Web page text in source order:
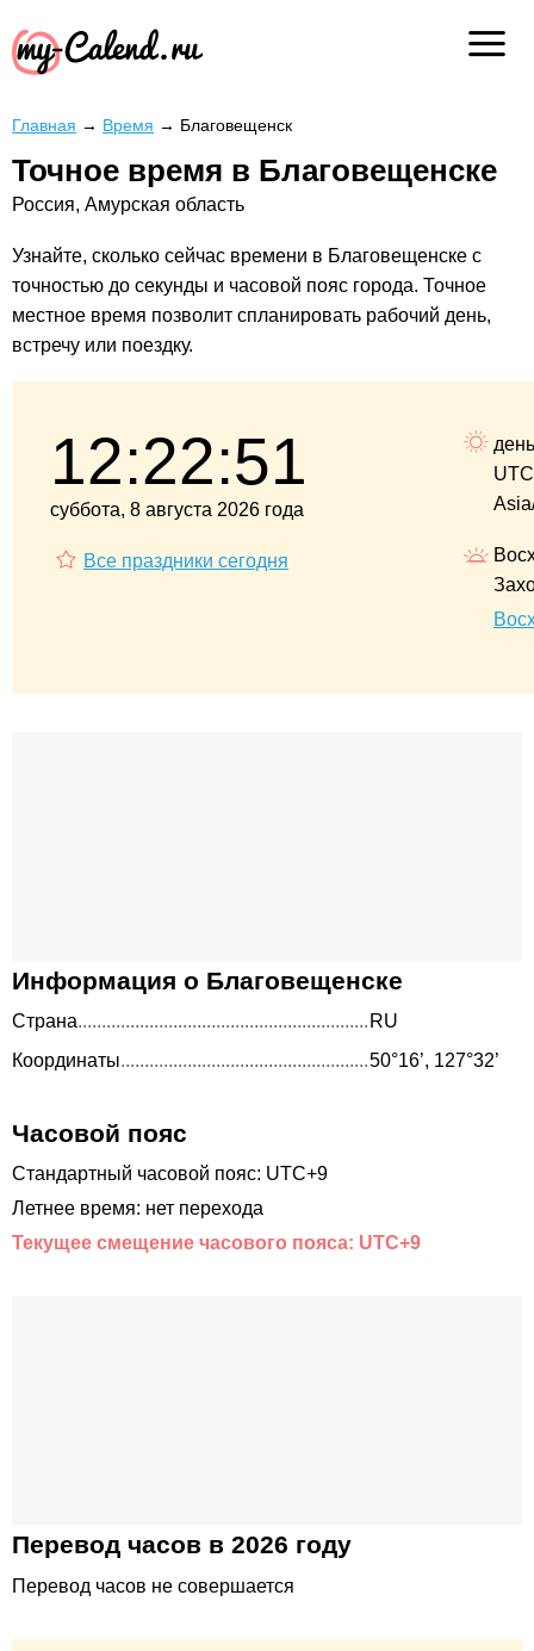
Главная → Время → Благовещенск
Точное время в Благовещенске
Россия, Амурская область
Узнайте, сколько сейчас времени в Благовещенске с
точностью до секунды и часовой пояс города. Точное
местное время позволит спланировать рабочий день,
встречу или поездку.
12:22:51
суббота, 8 августа 2026 года
Все праздники сегодня
день
Информация о Благовещенске
Страна
RU
Координаты
50°16’, 127°32’
Часовой пояс
Стандартный часовой пояс: UTC+9
Летнее время: нет перехода
Текущее смещение часового пояса: UTC+9
Перевод часов в 2026 году
Перевод часов не совершается